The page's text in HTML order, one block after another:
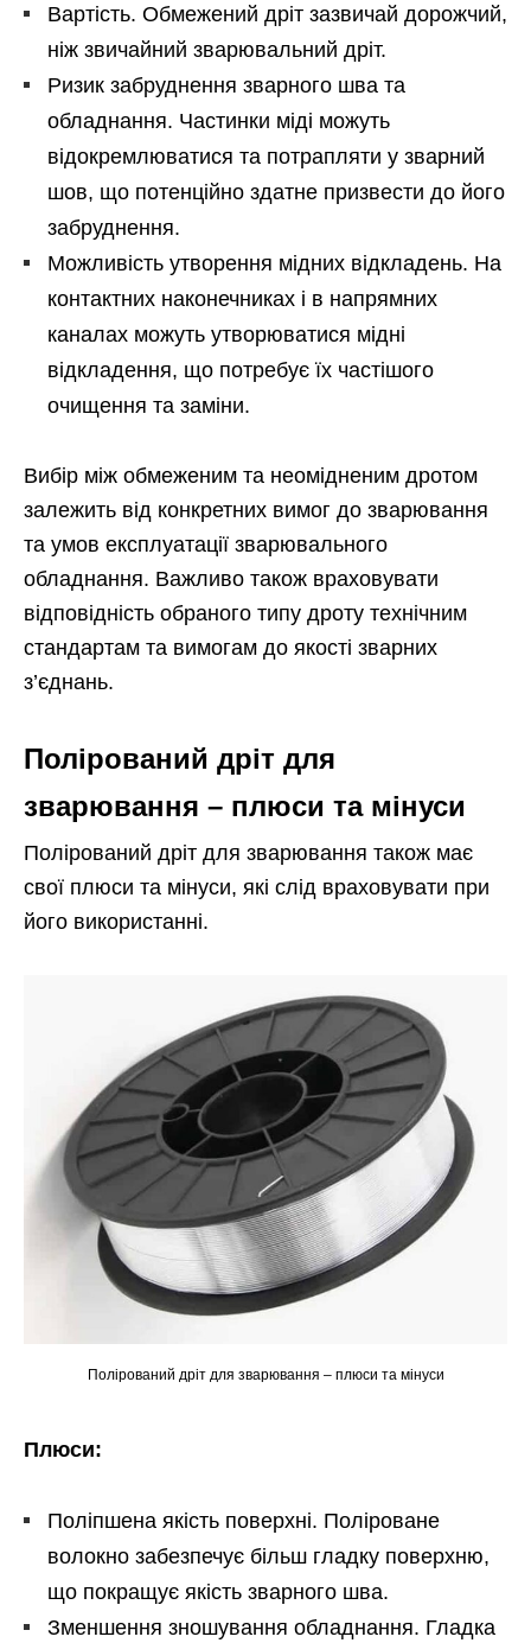
Вартість. Обмежений дріт зазвичай дорожчий,
ніж звичайний зварювальний дріт.
Ризик забруднення зварного шва та
обладнання. Частинки міді можуть
відокремлюватися та потрапляти у зварний
шов, що потенційно здатне призвести до його
забруднення.
Можливість утворення мідних відкладень. На
контактних наконечниках і в напрямних
каналах можуть утворюватися мідні
відкладення, що потребує їх частішого
очищення та заміни.
Вибір між обмеженим та неомідненим дротом
залежить від конкретних вимог до зварювання
та умов експлуатації зварювального
обладнання. Важливо також враховувати
відповідність обраного типу дроту технічним
стандартам та вимогам до якості зварних
з’єднань.
Полірований дріт для
зварювання – плюси та мінуси
Полірований дріт для зварювання також має
свої плюси та мінуси, які слід враховувати при
його використанні.
Полірований дріт для зварювання – плюси та мінуси
Плюси:
Поліпшена якість поверхні. Поліроване
волокно забезпечує більш гладку поверхню,
що покращує якість зварного шва.
Зменшення зношування обладнання. Гладка